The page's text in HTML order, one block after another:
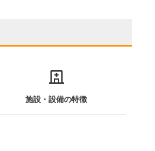
施設・設備の特徴